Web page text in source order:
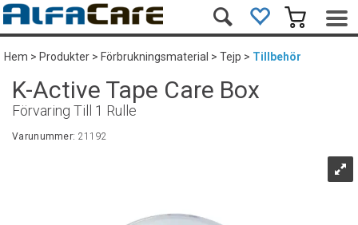
Hem>Produkter>Förbrukningsmaterial >Tejp>Tillbehör
K-Active Tape Care Box
Förvaring Till 1 Rulle
Varunummer: 21192